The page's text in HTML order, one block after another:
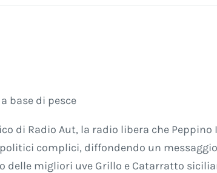
base di pesce
di Radio Aut, la radio libera che Peppino
complici, diffondendo un
delle migliori uve Grillo e Catarratto